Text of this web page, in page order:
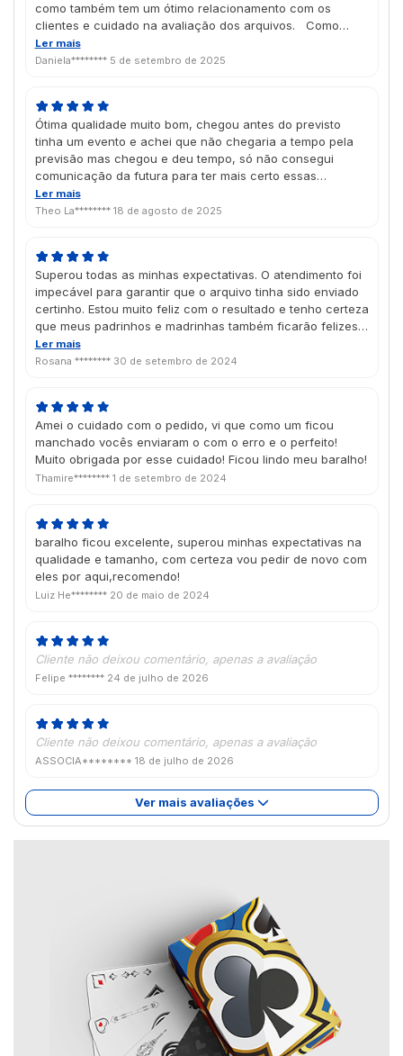
como também tem um ótimo relacionamento com os
clientes e cuidado na avaliação dos arquivos. Como
sugestão para melhorar ainda mais o produto, gostaria da
opção de baralhos com caixa EM BRANCO e cartas com
Ler mais
Daniela******** 5 de setembro de 2025
Ótima qualidade muito bom, chegou antes do previsto
tinha um evento e achei que não chegaria a tempo pela
previsão mas chegou e deu tempo, só não consegui
comunicação da futura para ter mais certo essas
informações tirando isso tudo perfeito
Ler mais
Theo La******** 18 de agosto de 2025
Superou todas as minhas expectativas. O atendimento foi
impecável para garantir que o arquivo tinha sido enviado
certinho. Estou muito feliz com o resultado e tenho certeza
que meus padrinhos e madrinhas também ficarão felizes
com a lembrança <3
Ler mais
Rosana ******** 30 de setembro de 2024
Amei o cuidado com o pedido, vi que como um ficou
manchado vocês enviaram o com o erro e o perfeito!
Muito obrigada por esse cuidado! Ficou lindo meu baralho!
Thamire******** 1 de setembro de 2024
baralho ficou excelente, superou minhas expectativas na
qualidade e tamanho, com certeza vou pedir de novo com
eles por aqui,recomendo!
Luiz He******** 20 de maio de 2024
Cliente não deixou comentário, apenas a avaliação
Felipe ******** 24 de julho de 2026
Cliente não deixou comentário, apenas a avaliação
ASSOCIA******** 18 de julho de 2026
Ver mais avaliações